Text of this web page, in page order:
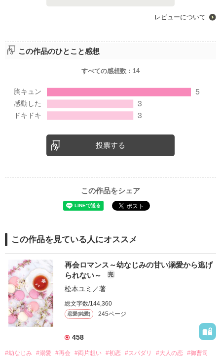
レビューについて
この作品のひとこと感想
すべての感想数： 14
投票する
この作品をシェア
この作品を見ている人にオススメ
再会ロマンス～幼なじみの甘い溺愛から逃げ
られない～
完
松本ユミ ／著
総文字数/144,360
恋愛(純愛) 245ページ
458
#幼なじみ #溺愛 #再会 #両片想い #初恋 #スパダリ #大人の恋 #御曹司